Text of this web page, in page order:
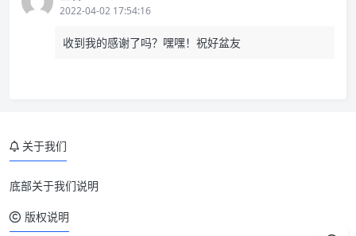
2022-04-02 17:54:16
收到我的感谢了吗？嘿嘿！祝好盆友
关于我们
底部关于我们说明
版权说明